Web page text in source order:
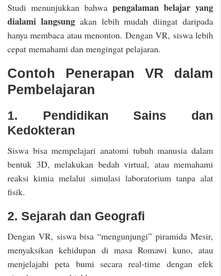
Studi menunjukkan bahwa pengalaman belajar yang
dialami langsungakan lebih mudah diingat daripada
hanya membaca atau menonton. Dengan VR, siswa lebih
cepat memahami dan mengingat pelajaran.
Contoh Penerapan VR dalam
Pembelajaran
1. Pendidikan Sains dan
Kedokteran
Siswa bisa mempelajari anatomi tubuh manusia dalam
bentuk 3D, melakukan bedah virtual, atau memahami
reaksi kimia melalui simulasi laboratorium tanpa alat
fisik.
2. Sejarah dan Geografi
Dengan VR, siswa bisa “mengunjungi” piramida Mesir,
menyaksikan kehidupan di masa Romawi kuno, atau
menjelajahi peta bumi secara real-time dengan efek